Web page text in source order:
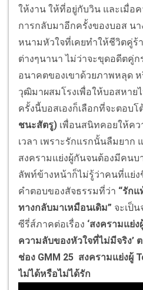
ให้งาน ให้ที่อยู่กับวิน และเมื่อ
การกลับมาอีกครั้งของบอส นา
หนามหัวใจที่เคยทำให้ชีวิตคู่ร้
ต่างๆนานา ไม่ว่าจะขุดอดีตคู่
อนาคตของเขาด้วยภาพหลุด
วุฒิมาผสมโรงเพื่อให้บอสหาย
ครั้งนี้บอสเองก็เลือกที่จะตอบ
ชนะสัตรู) เพื่อนสนิทคอยให้ค
เวลา เพราะรักแรกนั้นลืมยา
สงครามแย่งผู้กันจนต้องมีคนบ
ลัพท์ข้างหน้าก็ไม่รู้ว่าคนที่แย่
คำตอบของสัจธรรมที่ว่า “รัก
ทางกลับมาเหมือนเดิม” จะเป็
ซีรี่ส์ภาคต่อเรื่อง ‘สงครามแย่
ความลับของหัวใจที่ไม่มีจริง’
ช่อง GMM 25 สงครามแย่งผู้
ไม่ได้หรือไม่ได้รัก